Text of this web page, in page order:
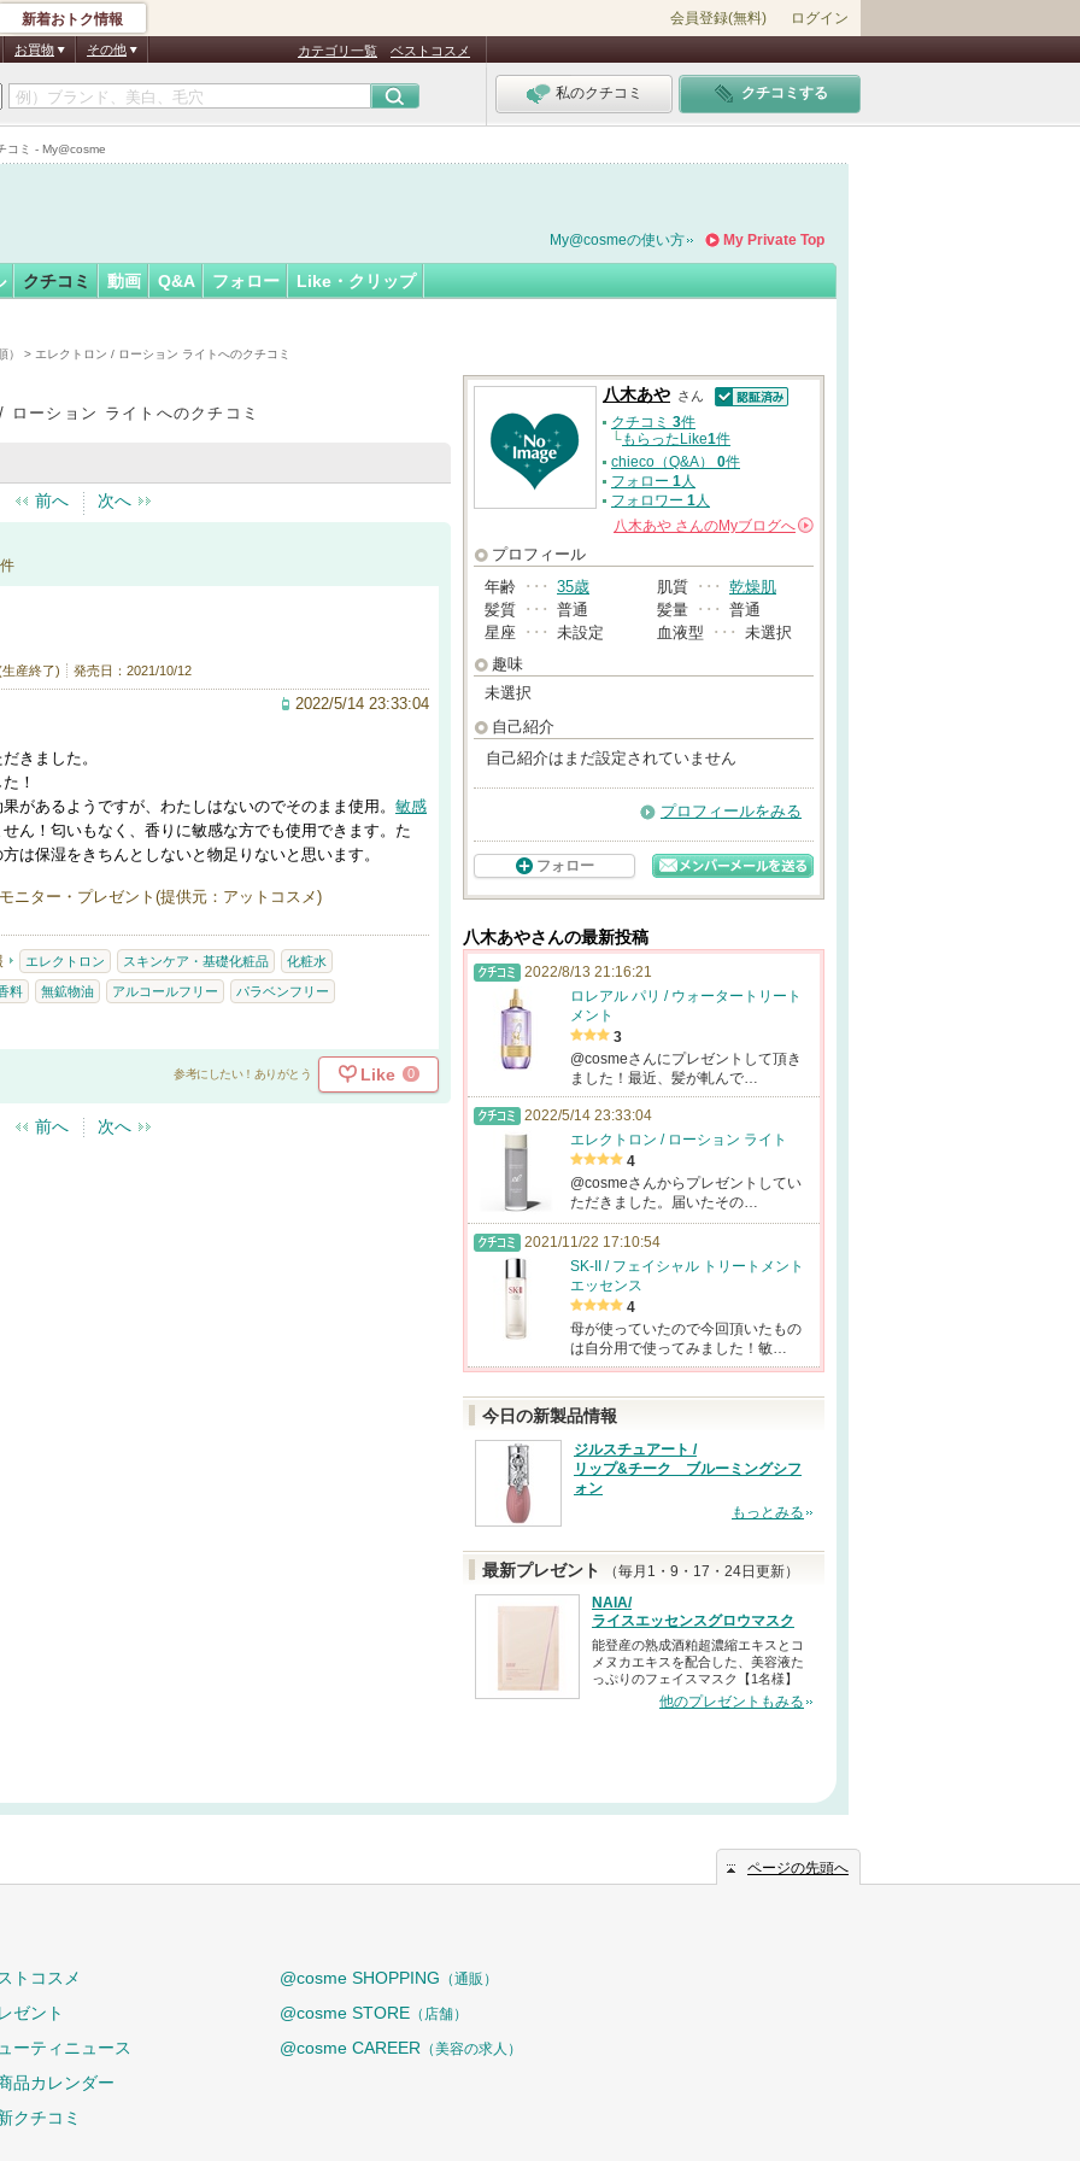
コミ - My@cosme
新着おトク情報 会員登録(無料) ログイン
お買物 その他 カテゴリ一覧 ベストコスメ
私のクチコミ クチコミする
認
証
My Private Top
My@cosmeの使い方
クチコミ 動画 Q&A フォロー Like・クリップ
） > エレクトロン / ローション ライトへのクチコミ
ローション ライトへのクチコミ
前へ 次へ
件
産終了) 発売日：2021/10/12
2022/5/14 23:33:04
きました。
！
があるようですが、わたしはないのでそのまま使用。 敏感
ん！匂いもなく、香りに敏感な方でも使用できます。た
方は保湿をきちんとしないと物足りないと思います。
モニター・プレゼント(提供元：アットコスメ)
エレクトロン スキンケア・基礎化粧品 化粧水
料 無鉱物油 アルコールフリー パラベンフリー
参考にしたい！ありがとう Like 0
前へ 次へ
八木あや さん
クチコミ 3件
└もらったLike1件
chieco（Q&A） 0件
フォロー 1人
フォロワー 1人
八木あや さんのMyブログへ
プロフィール
年齢 ･･･ 35歳 肌質 ･･･ 乾燥肌
髪質 ･･･ 普通 髪量 ･･･ 普通
星座 ･･･ 未設定 血液型 ･･･ 未選択
趣味
未選択
自己紹介
自己紹介はまだ設定されていません
プロフィールをみる
フォロー
八木あやさんの最新投稿
2022/8/13 21:16:21
ロレアル パリ / ウォータートリート
メント
3
@cosmeさんにプレゼントして頂き
ました！最近、髪が軋んで…
2022/5/14 23:33:04
エレクトロン / ローション ライト
4
@cosmeさんからプレゼントしてい
ただきました。届いたその…
2021/11/22 17:10:54
SK-II / フェイシャル トリートメント
エッセンス
4
母が使っていたので今回頂いたもの
は自分用で使ってみました！敏…
今日の新製品情報
ジルスチュアート /
リップ&チーク ブルーミングシフ
ォン
もっとみる
最新プレゼント
（毎月1・9・17・24日更新）
NAIA/
ライスエッセンスグロウマスク
能登産の熟成酒粕超濃縮エキスとコ
メヌカエキスを配合した、美容液た
っぷりのフェイスマスク【1名様】
他のプレゼントもみる
ページの先頭へ
トコスメ
ゼント
ーティニュース
品カレンダー
クチコミ
@cosme SHOPPING （通販）
@cosme STORE （店舗）
@cosme CAREER （美容の求人）